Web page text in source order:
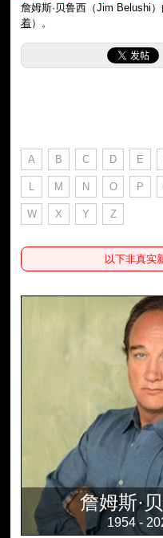
詹姆斯·贝鲁西（Jim Belushi
着）。
A B C D E
L M N O P
W X Y Z
以下非真实
詹姆斯·
1954 -